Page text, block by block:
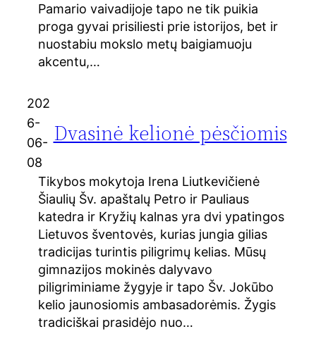
Pamario vaivadijoje tapo ne tik puikia
proga gyvai prisiliesti prie istorijos, bet ir
nuostabiu mokslo metų baigiamuoju
akcentu,…
202
6-
06-
08
Dvasinė kelionė pėsčiomis
Tikybos mokytoja Irena Liutkevičienė
Šiaulių Šv. apaštalų Petro ir Pauliaus
katedra ir Kryžių kalnas yra dvi ypatingos
Lietuvos šventovės, kurias jungia gilias
tradicijas turintis piligrimų kelias. Mūsų
gimnazijos mokinės dalyvavo
piligriminiame žygyje ir tapo Šv. Jokūbo
kelio jaunosiomis ambasadorėmis. Žygis
tradiciškai prasidėjo nuo…